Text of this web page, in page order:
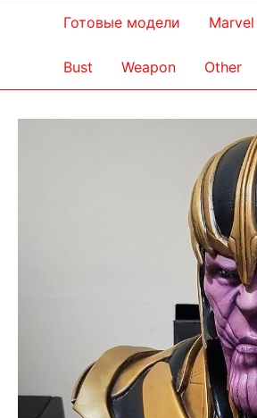
Готовые модели Marvel
Bust Weapon Other